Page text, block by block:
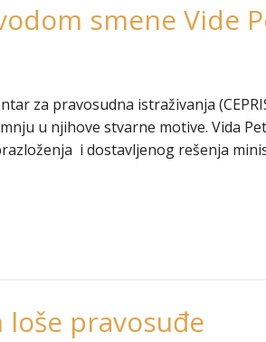
smene Vide
za pravosudna istraživanja
u njihove stvarne motive. Vida
i dostavljenog rešenja
pravosuđe